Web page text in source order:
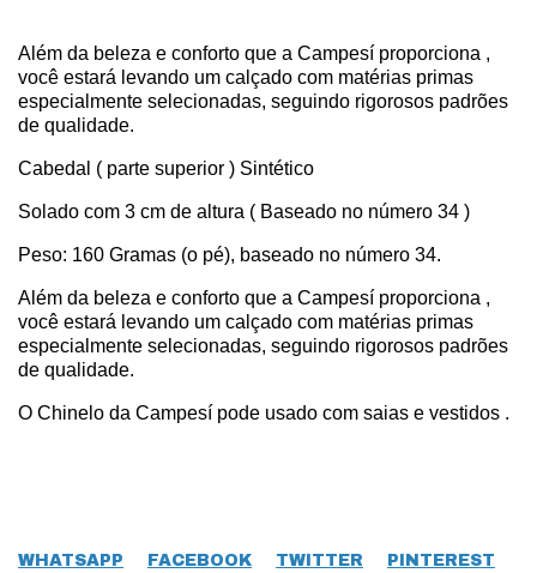
Além da beleza e conforto que a Campesí proporciona ,
você estará levando um calçado com matérias primas
especialmente selecionadas, seguindo rigorosos padrões
de qualidade.
Cabedal ( parte superior ) Sintético
Solado com 3 cm de altura ( Baseado no número 34 )
Peso: 160 Gramas (o pé), baseado no número 34.
Além da beleza e conforto que a Campesí proporciona ,
você estará levando um calçado com matérias primas
especialmente selecionadas, seguindo rigorosos padrões
de qualidade.
O Chinelo da Campesí pode usado com saias e vestidos .
WHATSAPP FACEBOOK TWITTER PINTEREST